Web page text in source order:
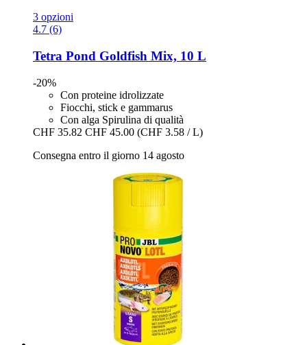
3 opzioni
4.7 (6)
Tetra Pond Goldfish Mix, 10 L
-20%
Con proteine idrolizzate
Fiocchi, stick e gammarus
Con alga Spirulina di qualità
CHF 35.82 CHF 45.00 (CHF 3.58 / L)
Consegna entro il giorno 14 agosto